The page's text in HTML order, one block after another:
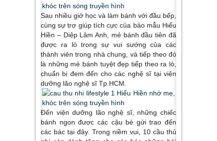
Sau nhiều giờ học và làm bánh với đầu bếp,
cùng sự trợ giúp tích cực của bảo mẫu Hiếu
Hiền – Diệp Lâm Anh, mẻ bánh đầu tiên đã
được ra lò trong sự vui sướng của các
thành viên trong nhà chung, và tiếp theo đó
là những mẻ bánh tuyệt đẹp tiếp theo ra lò,
chuẩn bị đem đến cho các nghệ sĩ tại viện
dưỡng lão nghệ sĩ Tp.HCM.
Đến viện dưỡng lão nghệ sĩ, những chiếc
bánh ngon được các cậu bé gửi trao đến
các bác tại đây. Trong niềm vui, 10 cầu thủ